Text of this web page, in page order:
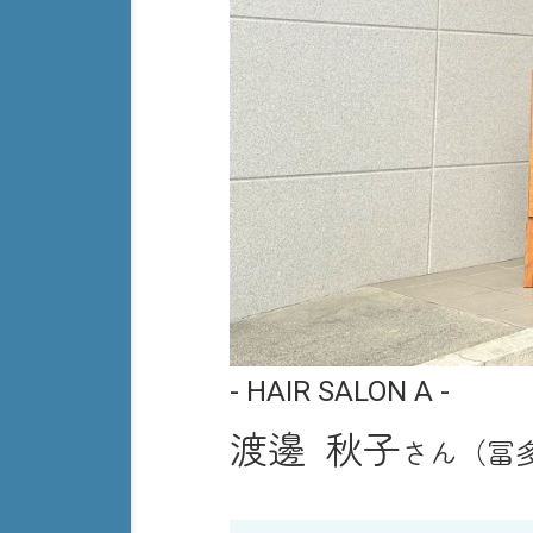
- HAIR SALON A -
渡邊 秋子さん（冨